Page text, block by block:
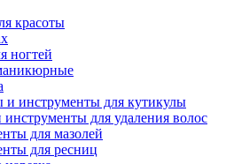
красоты
ногтей
инструменты для кутикулы
для удаления волос
для мазолей
для ресниц